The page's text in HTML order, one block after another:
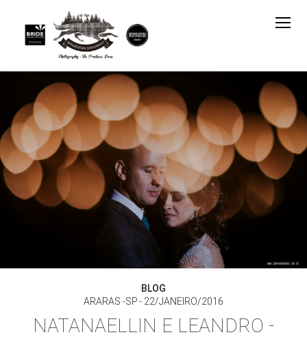
BLOG
ARARAS -SP
22/JANEIRO/2016
NATANAELLIN E LEANDRO -